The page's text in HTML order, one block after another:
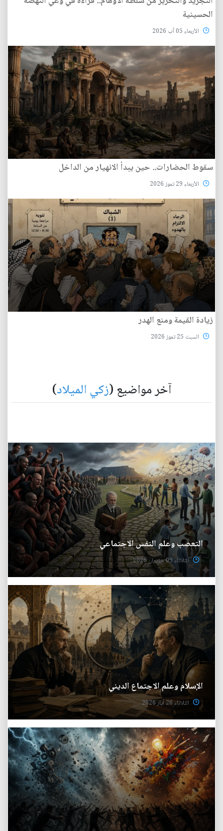
الحسينية
الأربعاء 05 آب 2026
سقوط الحضارات.. حين يبدأ الانهيار من الداخل
الأربعاء 29 تموز 2026
زيادة القيمة ومنع الهدر
السبت 25 تموز 2026
آخر مواضيع (زكي الميلاد)
التعصب وعلم النفس الاجتماعي
الثلاثاء 09 حزيران 2026
الإسلام وعلم الاجتماع الديني
الثلاثاء 26 آيار 2026